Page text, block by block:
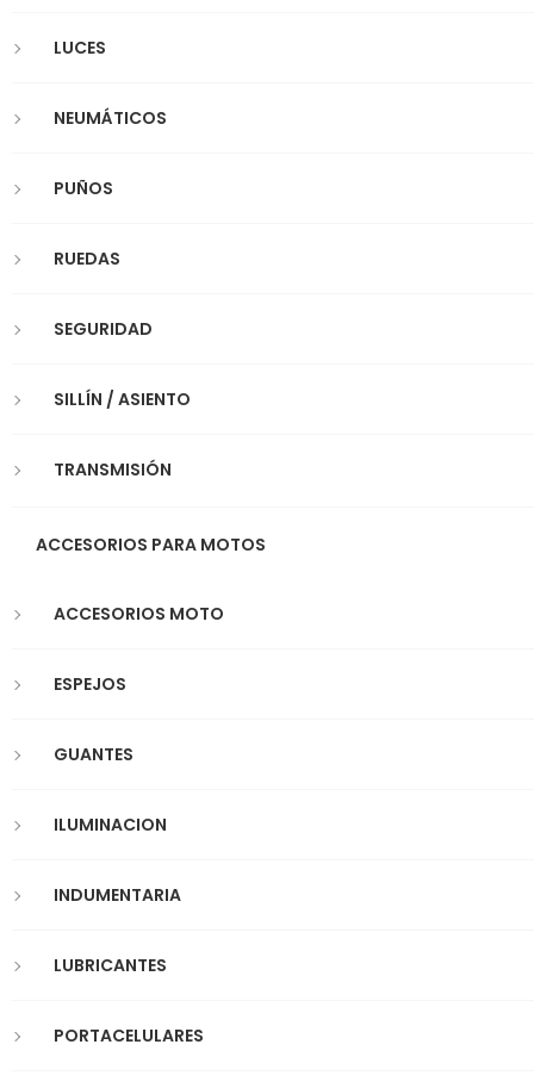
LUCES
NEUMÁTICOS
PUÑOS
RUEDAS
SEGURIDAD
SILLÍN / ASIENTO
TRANSMISIÓN
ACCESORIOS PARA MOTOS
ACCESORIOS MOTO
ESPEJOS
GUANTES
ILUMINACION
INDUMENTARIA
LUBRICANTES
PORTACELULARES